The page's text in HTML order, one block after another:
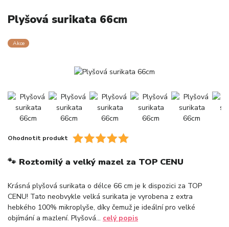
Plyšová surikata 66cm
Akce
Ohodnotit produkt
🐾 Roztomilý a velký mazel za TOP CENU
Krásná plyšová surikata o délce 66 cm je k dispozici za TOP
CENU! Tato neobvykle velká surikata je vyrobena z extra
hebkého 100% mikroplyše, díky čemuž je ideální pro velké
objímání a mazlení. Plyšová... celý popis